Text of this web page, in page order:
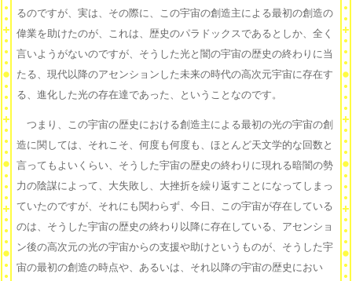
るのですが、実は、その際に、この宇宙の創造主による最初の創造の
偉業を助けたのが、これは、歴史のパラドックスであるとしか、全く
言いようがないのですが、そうした光と闇の宇宙の歴史の終わりに当
たる、現代以降のアセンションした未来の時代の高次元宇宙に存在す
る、進化した光の存在達であった、ということなのです。
つまり、この宇宙の歴史における創造主による最初の光の宇宙の創
造に関しては、それこそ、何度も何度も、ほとんど天文学的な回数と
言ってもよいくらい、そうした宇宙の歴史の終わりに現れる暗闇の勢
力の陰謀によって、大失敗し、大挫折を繰り返すことになってしまっ
ていたのですが、それにも関わらず、今日、この宇宙が存在している
のは、そうした宇宙の歴史の終わり以降に存在している、アセンショ
ン後の高次元の光の宇宙からの支援や助けというものが、そうした宇
宙の最初の創造の時点や、あるいは、それ以降の宇宙の歴史におい